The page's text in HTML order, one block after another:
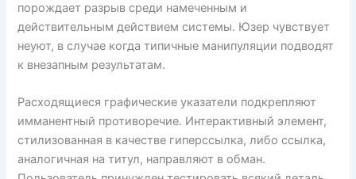
порождает разрыв среди намеченным и
действительным действием системы. Юзер чувствует
неуют, в случае когда типичные манипуляции подводят
к внезапным результатам.
Расходящиеся графические указатели подкрепляют
имманентный противоречие. Интерактивный элемент,
стилизованная в качестве гиперссылка, либо ссылка,
аналогичная на титул, направляют в обман.